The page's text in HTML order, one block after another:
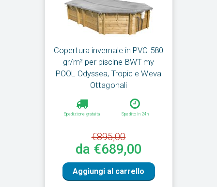
Copertura invernale in PVC 580
gr/m² per piscine BWT my
POOL Odyssea, Tropic e Weva
Ottagonali
Spedizione gratuita Spedito in 24h
€895,00
da €689,00
Aggiungi al carrello